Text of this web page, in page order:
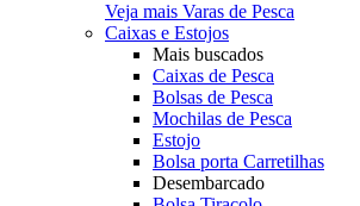
Veja mais Varas de Pesca
Caixas e Estojos
Mais buscados
Caixas de Pesca
Bolsas de Pesca
Mochilas de Pesca
Estojo
Bolsa porta Carretilhas
Desembarcado